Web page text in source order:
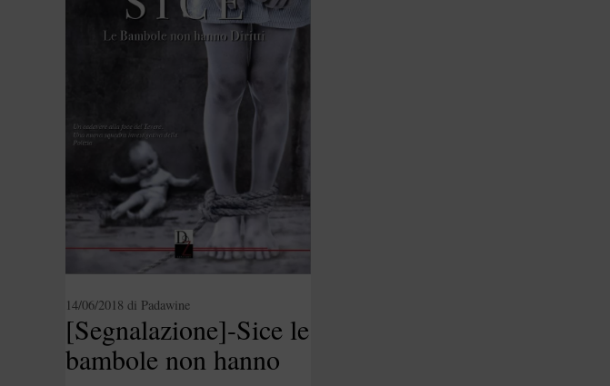
[Segnalazione]-Sice le
bambole non hanno
14/06/2018 di Padawine